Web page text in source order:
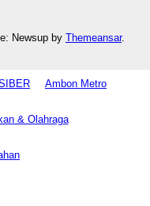
Newsup by Themeansar.
Ambon Metro
& Olahraga